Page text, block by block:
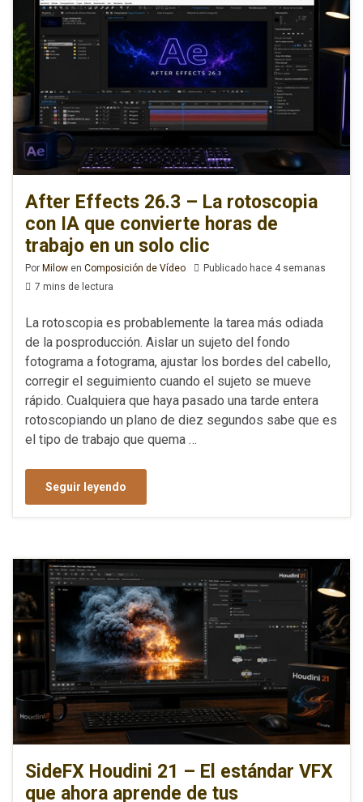
After Effects 26.3 – La rotoscopia
con IA que convierte horas de
trabajo en un solo clic
Por Milow en Composición de Vídeo
Publicado hace 4 semanas
7 mins de lectura
La rotoscopia es probablemente la tarea más odiada
de la posproducción. Aislar un sujeto del fondo
fotograma a fotograma, ajustar los bordes del cabello,
corregir el seguimiento cuando el sujeto se mueve
rápido. Cualquiera que haya pasado una tarde entera
rotoscopiando un plano de diez segundos sabe que es
el tipo de trabajo que quema …
Seguir leyendo
SideFX Houdini 21 – El estándar VFX
que ahora aprende de tus